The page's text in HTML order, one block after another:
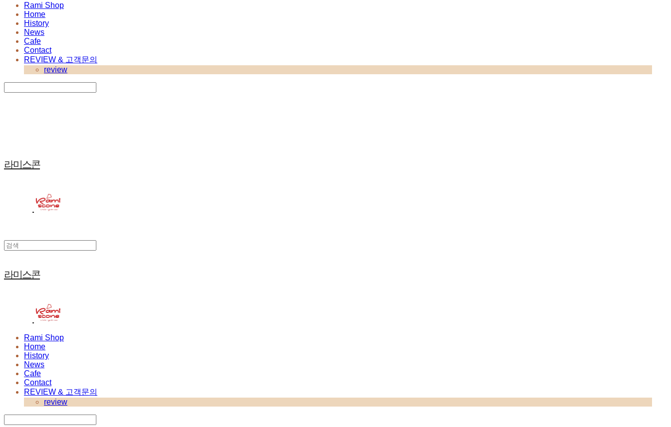
Rami Shop
Home
History
News
Cafe
Contact
REVIEW & 고객문의
review
라미스콘
라미스콘
Rami Shop
Home
History
News
Cafe
Contact
REVIEW & 고객문의
review